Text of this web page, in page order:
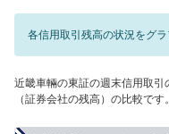
各信用取引残高の状況をグ
近畿車輛の東証の週末信用取
（証券会社の残高）の比較です。